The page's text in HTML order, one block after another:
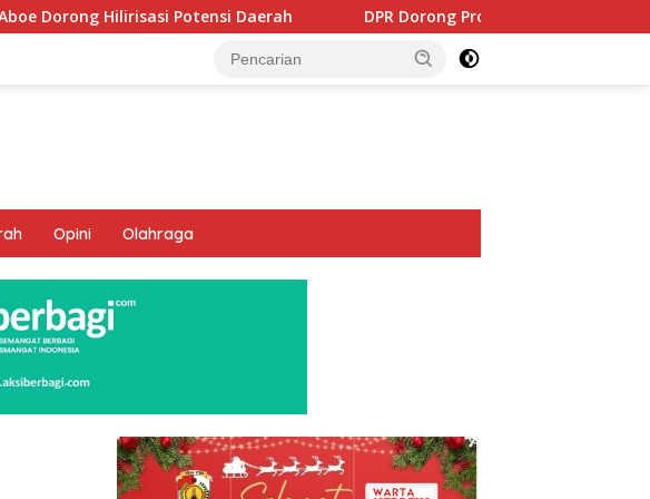
Daerah DPR Dorong Program PTSL dan Percepatan Sertifikasi
Opini Olahraga